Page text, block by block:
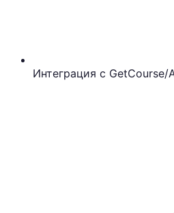
Интеграция с GetCourse/